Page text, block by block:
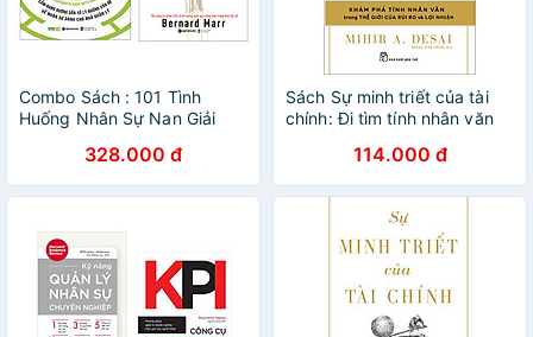
Combo Sách : 101 Tình
Huống Nhân Sự Nan Giải
Nhân Sự Thông Minh Bằng
Dữ Liệu
328.000 đ
Sách Sự minh triết của tài
chính: Đi tìm tính nhân văn
114.000 đ